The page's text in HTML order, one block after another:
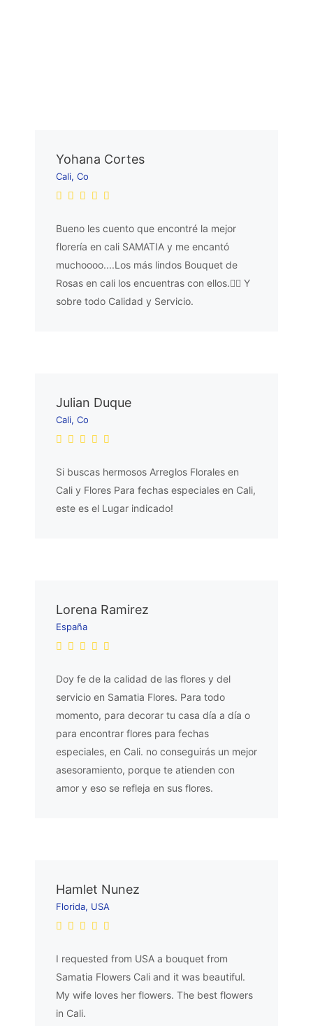
Yohana Cortes
Cali, Co
Bueno les cuento que encontré la mejor
florería en cali SAMATIA y me encantó
muchoooo....Los más lindos Bouquet de
Rosas en cali los encuentras con ellos.👌🏼 Y
sobre todo Calidad y Servicio.
Julian Duque
Cali, Co
Si buscas hermosos Arreglos Florales en
Cali y Flores Para fechas especiales en Cali,
este es el Lugar indicado!
Lorena Ramirez
España
Doy fe de la calidad de las flores y del
servicio en Samatia Flores. Para todo
momento, para decorar tu casa día a día o
para encontrar flores para fechas
especiales, en Cali. no conseguirás un mejor
asesoramiento, porque te atienden con
amor y eso se refleja en sus flores.
Hamlet Nunez
Florida, USA
I requested from USA a bouquet from
Samatia Flowers Cali and it was beautiful.
My wife loves her flowers. The best flowers
in Cali.